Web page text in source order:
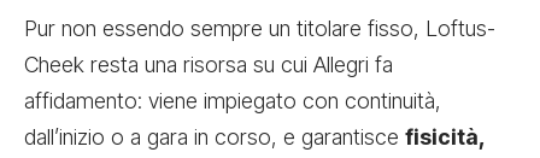
Pur non essendo sempre un titolare fisso, Loftus-
Cheek resta una risorsa su cui Allegri fa
affidamento: viene impiegato con continuità,
dall’inizio o a gara in corso, e garantisce fisicità,